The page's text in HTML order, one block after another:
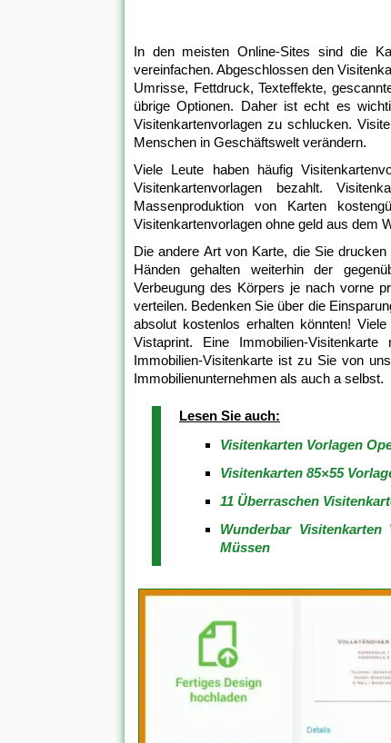
In den meisten Online-Sites sind die
vereinfachen. Abgeschlossen den
Umrisse, Fettdruck, Texteffekte,
übrige Optionen. Daher ist echt es
Visitenkartenvorlagen zu schlucken.
Menschen in Geschäftswelt verändern.
Viele Leute haben häufig
Visitenkartenvorlagen bezahlt.
Massenproduktion von Karten
Visitenkartenvorlagen ohne geld aus dem
Die andere Art von Karte, die Sie
Händen gehalten weiterhin der
Verbeugung des Körpers je nach vorne
verteilen. Bedenken Sie über die
absolut kostenlos erhalten könnten!
Vistaprint. Eine Immobilien-
Immobilien-Visitenkarte ist zu Sie von
Immobilienunternehmen als auch a selbst.
Lesen Sie auch:
Visitenkarten Vorlagen
Visitenkarten 85×55
11 Überraschen
Wunderbar
Müssen